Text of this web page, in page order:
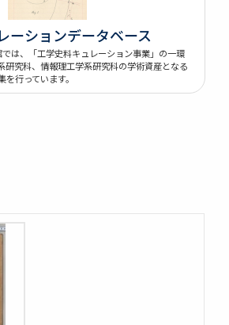
ーションデータベース
は、「工学史料キュレーション事業」の一環
研究科、情報理工学系研究科の学術資産となる
行っています。